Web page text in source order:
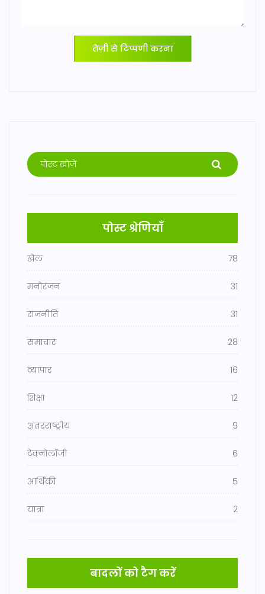
तेज़ी से टिप्पणी करना
पोस्ट श्रेणियाँ
खेल 78
मनोरंजन 31
राजनीति 31
समाचार 28
व्यापार 16
शिक्षा 12
अंतरराष्ट्रीय 9
टेक्नोलॉजी 6
आर्थिकी 5
यात्रा 2
बादलों को टैग करें